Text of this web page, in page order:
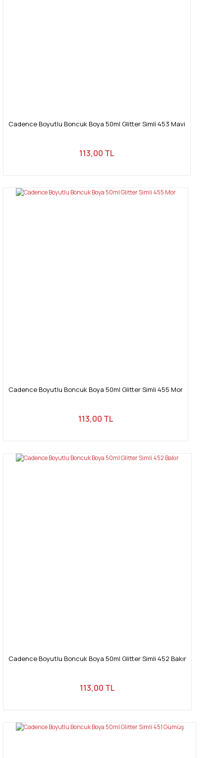
Cadence Boyutlu Boncuk Boya 50ml Glitter Simli 453 Mavi
113,00 TL
Cadence Boyutlu Boncuk Boya 50ml Glitter Simli 455 Mor
113,00 TL
Cadence Boyutlu Boncuk Boya 50ml Glitter Simli 452 Bakır
113,00 TL